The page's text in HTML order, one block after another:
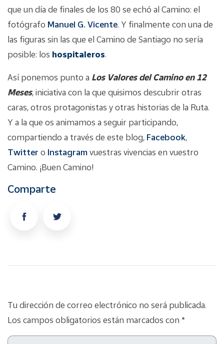
que un día de finales de los 80 se echó al Camino: el
fotógrafo Manuel G. Vicente. Y finalmente con una de
las figuras sin las que el Camino de Santiago no sería
posible: los hospitaleros.
Así ponemos punto a Los Valores del Camino en 12
Meses, iniciativa con la que quisimos descubrir otras
caras, otros protagonistas y otras historias de la Ruta.
Y a la que os animamos a seguir participando,
compartiendo a través de este blog, Facebook,
Twitter o Instagramvuestras vivencias en vuestro
Camino. ¡Buen Camino!
Comparte
Tu dirección de correo electrónico no será publicada.
Los campos obligatorios están marcados con *